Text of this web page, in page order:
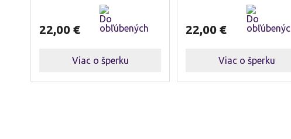
22,00 €
Viac o šperku
22,00€
Viac o šperku